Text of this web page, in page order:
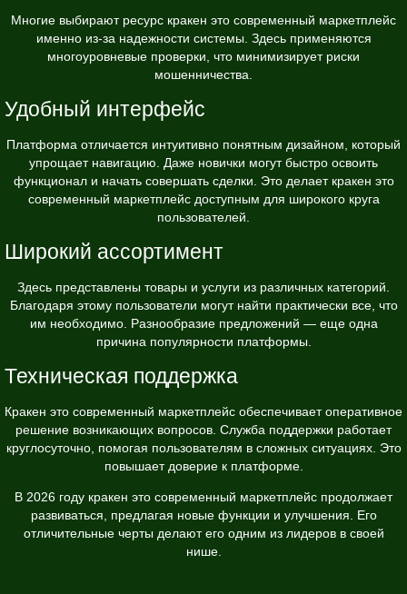
Многие выбирают ресурс кракен это современный маркетплейс
именно из-за надежности системы. Здесь применяются
многоуровневые проверки, что минимизирует риски
мошенничества.
Удобный интерфейс
Платформа отличается интуитивно понятным дизайном, который
упрощает навигацию. Даже новички могут быстро освоить
функционал и начать совершать сделки. Это делает кракен это
современный маркетплейс доступным для широкого круга
пользователей.
Широкий ассортимент
Здесь представлены товары и услуги из различных категорий.
Благодаря этому пользователи могут найти практически все, что
им необходимо. Разнообразие предложений — еще одна
причина популярности платформы.
Техническая поддержка
Кракен это современный маркетплейс обеспечивает оперативное
решение возникающих вопросов. Служба поддержки работает
круглосуточно, помогая пользователям в сложных ситуациях. Это
повышает доверие к платформе.
В 2026 году кракен это современный маркетплейс продолжает
развиваться, предлагая новые функции и улучшения. Его
отличительные черты делают его одним из лидеров в своей
нише.